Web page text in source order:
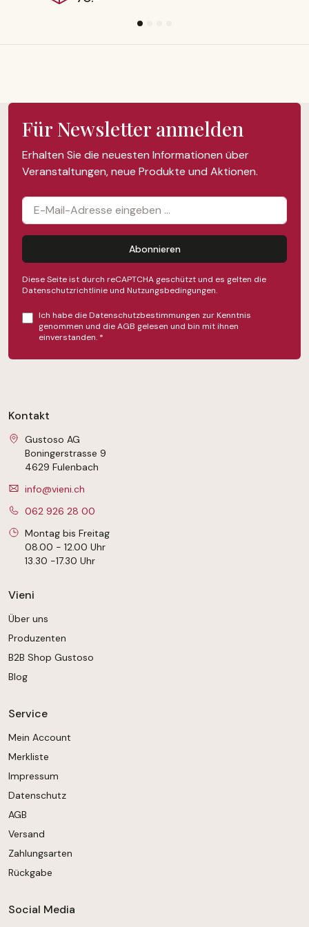
Für Newsletter anmelden
Erhalten Sie die neuesten Informationen über
Veranstaltungen, neue Produkte und Aktionen.
Abonnieren
Diese Seite ist durch reCAPTCHA geschützt und es gelten die
Datenschutzrichtlinieund Nutzungsbedingungen.
Ich habe dieDatenschutzbestimmungen zur Kenntnis
genommen und dieAGB gelesen und bin mit ihnen
einverstanden. *
Kontakt
Gustoso AG
Boningerstrasse 9
4629 Fulenbach
info@vieni.ch
062 926 28 00
Montag bis Freitag
08.00 - 12.00 Uhr
13.30 -17.30 Uhr
Vieni
Über uns
Produzenten
B2B Shop Gustoso
Blog
Service
Mein Account
Merkliste
Impressum
Datenschutz
AGB
Versand
Zahlungsarten
Rückgabe
Social Media